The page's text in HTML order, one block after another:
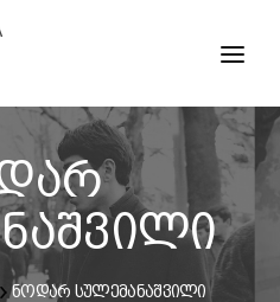
ნოდარ სულემანაშვილი